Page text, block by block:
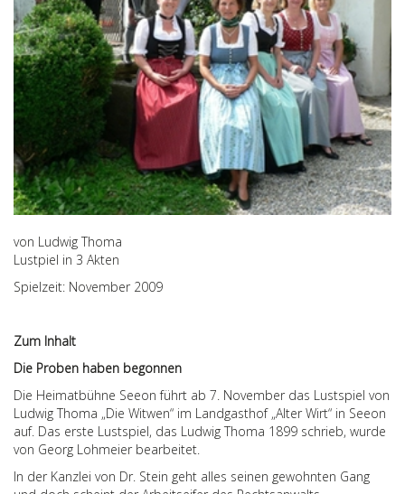
von Ludwig Thoma
Lustpiel in 3 Akten
Spielzeit: November 2009
Zum Inhalt
Die Proben haben begonnen
Die Heimatbühne Seeon führt ab 7. November das Lustspiel von
Ludwig Thoma „Die Witwen“ im Landgasthof „Alter Wirt“ in Seeon
auf. Das erste Lustspiel, das Ludwig Thoma 1899 schrieb, wurde
von Georg Lohmeier bearbeitet.
In der Kanzlei von Dr. Stein geht alles seinen gewohnten Gang